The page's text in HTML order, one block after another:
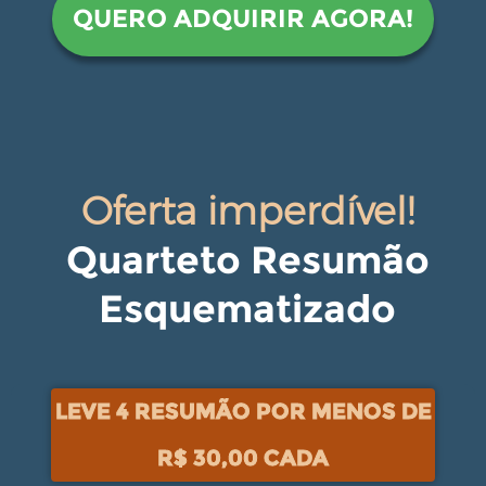
QUERO ADQUIRIR AGORA!
Oferta imperdível!
Quarteto Resumão
Esquematizado
LEVE 4 RESUMÃO POR MENOS DE
R$ 30,00 CADA